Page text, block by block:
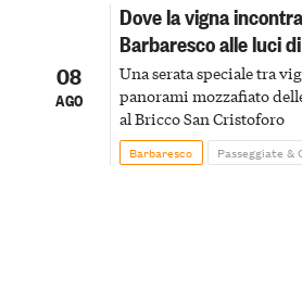
08
AGO
Dove la vigna
Barbaresco alle luci
Una serata speciale tra
panorami mozzafiato
al Bricco San Cristoforo
Barbaresco Passeggiate &